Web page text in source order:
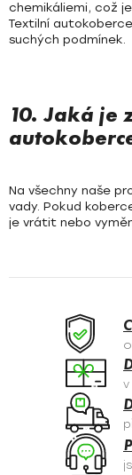
chemikáliemi, což
Textilní
suchých podmínek.
10. Jaká je
Na všechny naše
vady. Pokud
je vrátit nebo